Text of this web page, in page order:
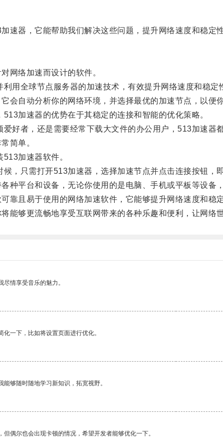
器，它能帮助我们解决这些问题，提升网络速度和稳定性
络加速而设计的软件。
全球节点服务器的加速技术，有效提升网络速度和稳定
自动分析你的网络环境，并选择最优的加速节点，以便
加速器的优势在于其稳定的连接和智能的优化策略。
者，还是需要经常下载大文件的办公用户，513加速器
简单。
加速器软件。
只需打开513加速器，选择加速节点并点击连接按钮，即
平台和设备，无论你使用的是电脑、手机或平板等设备，
且易于使用的网络加速软件，它能够提升网络速度和稳定
够更流畅地享受互联网带来的各种乐趣和便利，让网络世
情享受音乐的魅力。
一下，比如将设置页面进行优化。
够随时随地学习新知识，拓宽视野。
偶尔也会出现卡顿的情况，希望开发者能够优化一下。